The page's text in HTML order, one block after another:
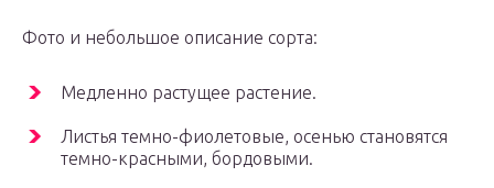
Фото и небольшое описание сорта:
Медленно растущее растение.
Листья темно-фиолетовые, осенью становятся
темно-красными, бордовыми.